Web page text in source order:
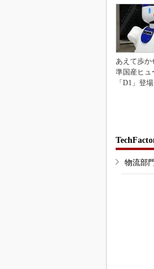
あえて歩
準国産ヒュ
「D1」登
物流部